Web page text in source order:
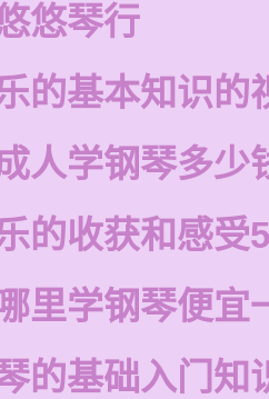
悠琴行
的基本知识的
人学钢琴多少
的收获和感受
里学钢琴便宜
的基础入门知